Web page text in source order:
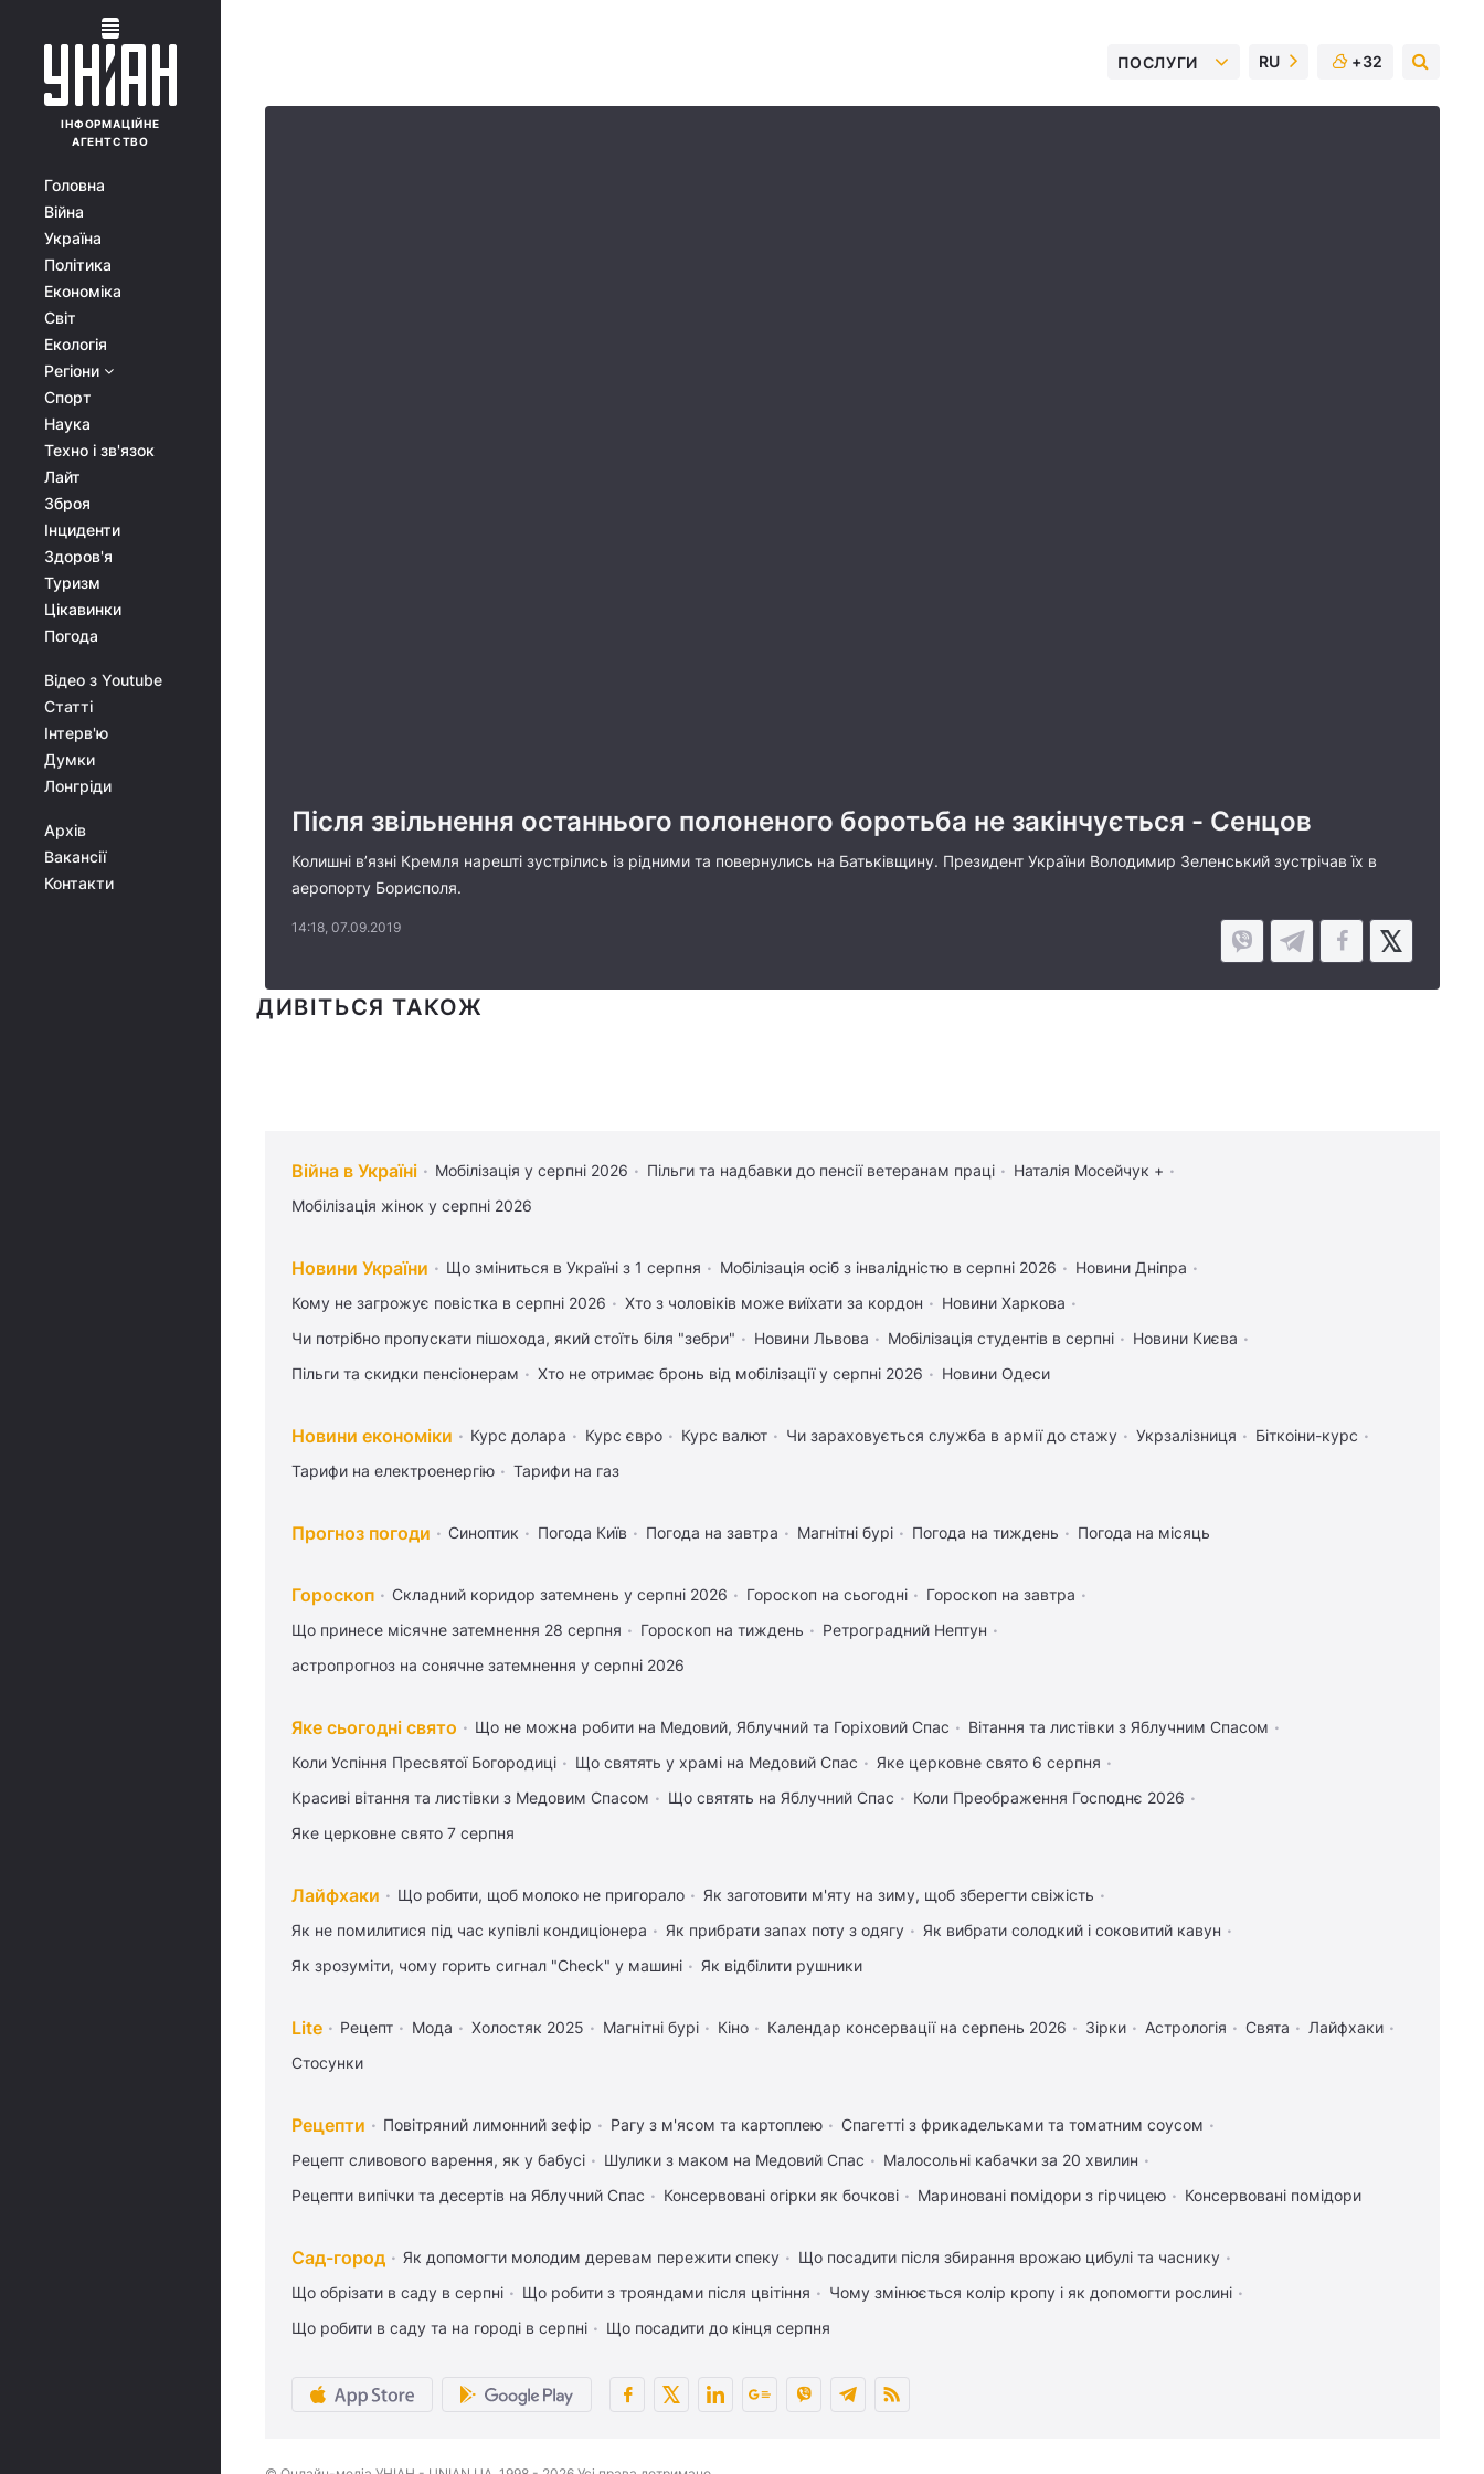
ІНФОРМАЦІЙНЕ
АГЕНТСТВО
Головна
Війна
Україна
Політика
Економіка
Світ
Екологія
Регіони
Спорт
Наука
Техно і зв'язок
Лайт
Зброя
Інциденти
Здоров'я
Туризм
Цікавинки
Погода
Відео з Youtube
Статті
Інтерв'ю
Думки
Лонгріди
Архів
Вакансії
Контакти
ПОСЛУГИ RU +32
Після звільнення останнього полоненого боротьба не закінчується - Сенцов
Колишні в’язні Кремля нарешті зустрілись із рідними та повернулись на Батьківщину. Президент України Володимир Зеленський зустрічав їх в
аеропорту Борисполя.
14:18, 07.09.2019
ДИВІТЬСЯ ТАКОЖ
Війна в Україні Мобілізація у серпні 2026 Пільги та надбавки до пенсії ветеранам праці
Наталія Мосейчук +
Мобілізація жінок у серпні 2026
Новини України Що зміниться в Україні з 1 серпня Мобілізація осіб з інвалідністю в серпні 2026
Новини Дніпра
Кому не загрожує повістка в серпні 2026
Хто з чоловіків може виїхати за кордон
Новини Харкова
Чи потрібно пропускати пішохода, який стоїть біля "зебри"
Новини Львова Мобілізація студентів в серпні
Новини Києва
Пільги та скидки пенсіонерам
Хто не отримає бронь від мобілізації у серпні 2026 Новини Одеси
Новини економіки Курс долара Курс євро Курс валют Чи зараховується служба в армії до стажу Укрзалізниця
Біткоіни-курс
Тарифи на електроенергію
Тарифи на газ
Прогноз погоди Синоптик Погода Київ Погода на завтра Магнітні бурі Погода на тиждень Погода на місяць
Гороскоп Складний коридор затемнень у серпні 2026 Гороскоп на сьогодні
Гороскоп на завтра
Що принесе місячне затемнення 28 серпня
Гороскоп на тиждень
Ретроградний Нептун
астропрогноз на сонячне затемнення у серпні 2026
Яке сьогодні свято Що не можна робити на Медовий, Яблучний та Горіховий Спас
Вітання та листівки з Яблучним Спасом
Коли Успіння Пресвятої Богородиці
Що святять у храмі на Медовий Спас
Яке церковне свято 6 серпня
Красиві вітання та листівки з Медовим Спасом
Що святять на Яблучний Спас
Коли Преображення Господнє 2026
Яке церковне свято 7 серпня
Лайфхаки Що робити, щоб молоко не пригорало
Як заготовити м'яту на зиму, щоб зберегти свіжість
Як не помилитися під час купівлі кондиціонера
Як прибрати запах поту з одягу
Як вибрати солодкий і соковитий кавун
Як зрозуміти, чому горить сигнал "Check" у машині
Як відбілити рушники
Lite Рецепт Мода Холостяк 2025 Магнітні бурі Кіно Календар консервації на серпень 2026 Зірки Астрологія Свята
Лайфхаки
Стосунки
Рецепти Повітряний лимонний зефір Рагу з м'ясом та картоплею
Спагетті з фрикадельками та томатним соусом
Рецепт сливового варення, як у бабусі
Шулики з маком на Медовий Спас
Малосольні кабачки за 20 хвилин
Рецепти випічки та десертів на Яблучний Спас
Консервовані огірки як бочкові Мариновані помідори з гірчицею Консервовані помідори
Сад-город Як допомогти молодим деревам пережити спеку
Що посадити після збирання врожаю цибулі та часнику
Що обрізати в саду в серпні
Що робити з трояндами після цвітіння
Чому змінюється колір кропу і як допомогти рослині
Що робити в саду та на городі в серпні
Що посадити до кінця серпня